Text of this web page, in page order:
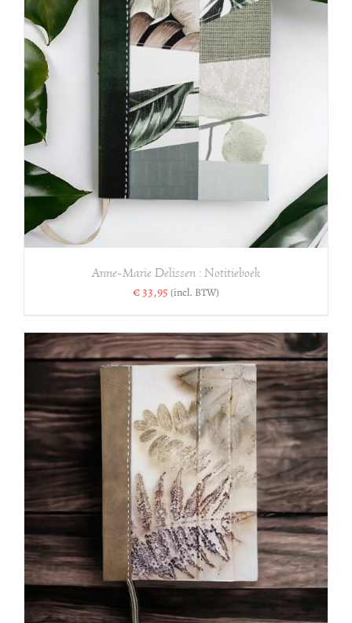
Anne-Marie Delissen : Notitieboek
€33,95 (incl. BTW)